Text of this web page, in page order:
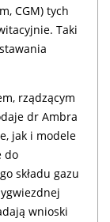
CGM) tych
Taki
rządzącym
dr Ambra
jak i modele
do
składu gazu
wnioski